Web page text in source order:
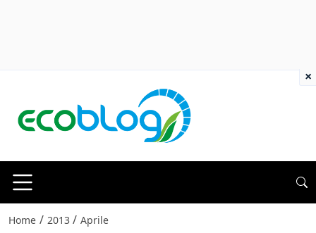
Home / 2013 / Aprile
×